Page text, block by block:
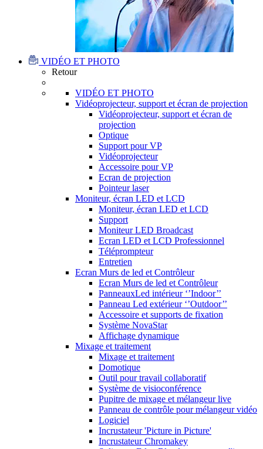
VIDÉO ET PHOTO
Retour
VIDÉO ET PHOTO
Vidéoprojecteur, support et écran de projection
Vidéoprojecteur, support et écran de
projection
Optique
Support pour VP
Vidéoprojecteur
Accessoire pour VP
Ecran de projection
Pointeur laser
Moniteur, écran LED et LCD
Moniteur, écran LED et LCD
Support
Moniteur LED Broadcast
Ecran LED et LCD Professionnel
Téléprompteur
Entretien
Ecran Murs de led et Contrôleur
Ecran Murs de led et Contrôleur
PanneauxLed intérieur ‘’Indoor’’
Panneau Led extérieur ‘’Outdoor’’
Accessoire et supports de fixation
Système NovaStar
Affichage dynamique
Mixage et traitement
Mixage et traitement
Domotique
Outil pour travail collaboratif
Système de visioconférence
Pupitre de mixage et mélangeur live
Panneau de contrôle pour mélangeur vidéo
Logiciel
Incrustateur 'Picture in Picture'
Incrustateur Chromakey